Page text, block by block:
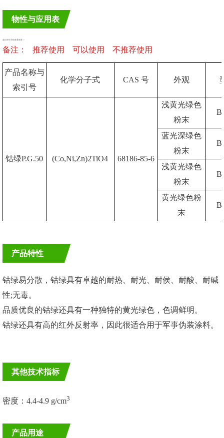
物性与应用表
超出部分滑动查看更多>>
备注： 推荐使用 可以使用 不推荐使用
产品名称与
索引号
化学分子式 CAS 号 外观
钴绿P.G.50 (Co,Ni,Zn)2TiO4 68186-85-6
浅黄光绿色
粉末
蓝光深绿色
粉末
浅黄光绿色
粉末
黄光绿色粉
末
产品特性
钴绿易分散，钴绿具有卓越的耐热、耐光、耐侯、耐酸、耐碱
性;无毒。
品质优良的钴绿还具有一种独特的黄光绿色，色调鲜明。
钴绿还具有高的红外反射率，因此很适合用于军事伪装涂料。
其他技术指标
密度：4.4-4.9 g/cm3
产品用途